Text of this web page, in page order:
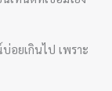
อยเกินไป เพราะ